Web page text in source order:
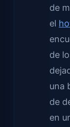
de
el
de
una
de
en